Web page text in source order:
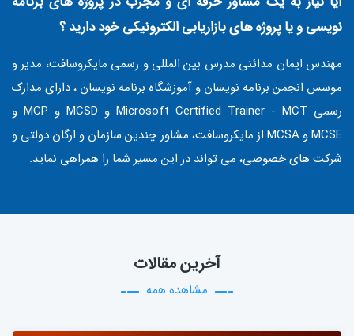
نویسی و یا پروژه های بازاریابی الکترونیکی خود دارید ؟
مهندس ایمان مدائنی مدرس بین المللی و رسمی مایکروسافت، مدیر و
موسس انجمن برنامه نویسان و آموزشگاه برنامه نویسان ، دارای مدارک
رسمی Microsoft Certified Trainer - MCT و MCSD و MCP و
MCSE و MCSA از مایکروسافت، مشاور چندین سازمان و ارگان دولتی و
شرکت های خصوصی، می تواند در این مسیر شما را همراهی نماید.
آخرین مقالات
مشاهده همه